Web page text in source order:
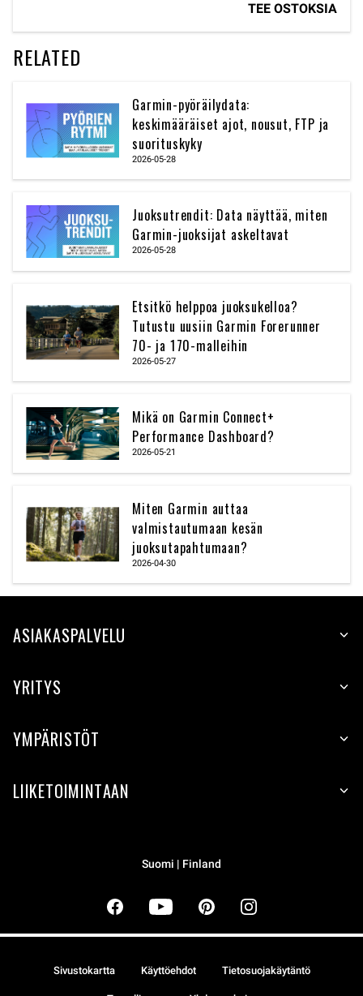
TEE OSTOKSIA
RELATED
Garmin-pyöräilydata:
keskimääräiset ajot, nousut, FTP ja
suorituskyky
2026-05-28
Juoksutrendit: Data näyttää, miten
Garmin-juoksijat askeltavat
2026-05-28
Etsitkö helppoa juoksukelloa?
Tutustu uusiin Garmin Forerunner
70- ja 170-malleihin
2026-05-27
Mikä on Garmin Connect+
Performance Dashboard?
2026-05-21
Miten Garmin auttaa
valmistautumaan kesän
juoksutapahtumaan?
2026-04-30
ASIAKASPALVELU
YRITYS
YMPÄRISTÖT
LIIKETOIMINTAAN
Suomi | Finland
Sivustokartta Käyttöehdot Tietosuojakäytäntö